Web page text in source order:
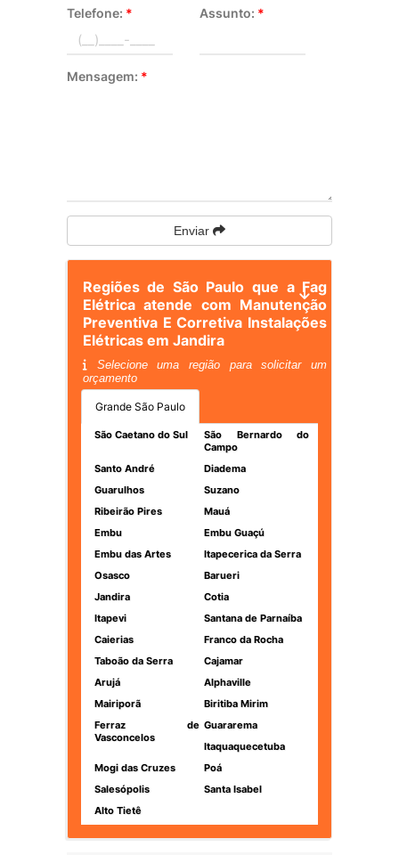
Telefone: * Assunto: *
Mensagem: *
Enviar
Regiões de São Paulo que a Fag
Elétrica atende com Manutenção
Preventiva E Corretiva Instalações
Elétricas em Jandira
Selecione uma região para solicitar um
orçamento
Grande São Paulo
São Caetano do Sul
São Bernardo do
Campo
Santo André
Diadema
Guarulhos
Suzano
Ribeirão Pires
Mauá
Embu
Embu Guaçú
Embu das Artes
Itapecerica da Serra
Osasco
Barueri
Jandira
Cotia
Itapevi
Santana de Parnaíba
Caierias
Franco da Rocha
Taboão da Serra
Cajamar
Arujá
Alphaville
Mairiporã
Biritiba Mirim
Ferraz de
Vasconcelos
Guararema
Itaquaquecetuba
Mogi das Cruzes
Poá
Salesópolis
Santa Isabel
Alto Tietê